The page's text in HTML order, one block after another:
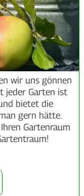
wir uns gönnen
jeder Garten ist
bietet die
gern hätte.
Gartenraum